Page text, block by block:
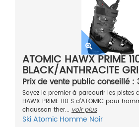
ATOMIC HAWX PRIME
BLACK/ANTHRACITE
2021
Prix de vente public conseillé
Soyez le premier à parcourir les pistes
HAWX PRIME 110 S d’ATOMIC pour
chausson ther... voir plus
SkiAtomic Homme Noir